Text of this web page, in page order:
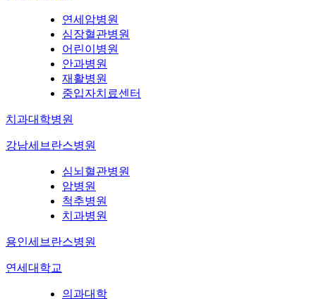
연세암병원
심장혈관병원
어린이병원
안과병원
재활병원
중입자치료센터
치과대학병원
강남세브란스병원
심뇌혈관병원
암병원
척추병원
치과병원
용인세브란스병원
연세대학교
의과대학